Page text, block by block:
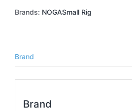
ネ
Brands: NOGASmall Rig
Brand
Brand